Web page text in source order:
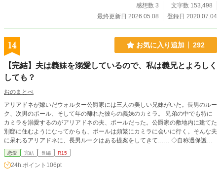
感想数 3
文字数 153,498
最終更新日 2026.05.08
登録日 2020.07.04
14 お気に入り追加 292
【完結】夫は義妹を溺愛しているので、私は義兄とよろしく
しても？
おのまとぺ
アリアドネが嫁いだウォルター公爵家には三人の美しい兄妹がいた。長男のルー
ク、次男のポール、そして年の離れた彼らの義妹のカミラ。 兄弟の中でも特に
カミラを溺愛するのがアリアドネの夫、ポールだった。公爵家の敷地内に建てた
別邸に住むようになってからも、ポールは頻繁にカミラに会いに行く。そんな夫
に呆れるアリアドネに、長男ルークはある提案をしてきて…… ◇自称過保護、
他称シスコン夫 ◇ゆるゆる異世界 ◇元サヤではありません ◇55話完結
恋愛 完結 長編 R15
24h.ポイント 106pt